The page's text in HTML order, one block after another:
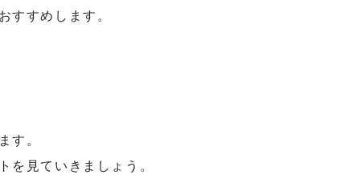
すすめします。
す。
を見ていきましょう。